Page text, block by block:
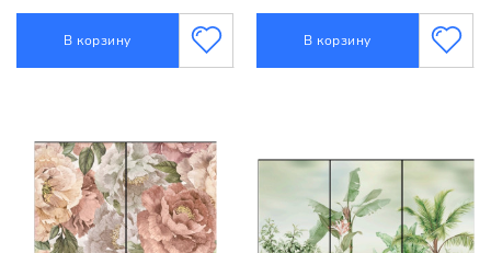
В корзину В корзину